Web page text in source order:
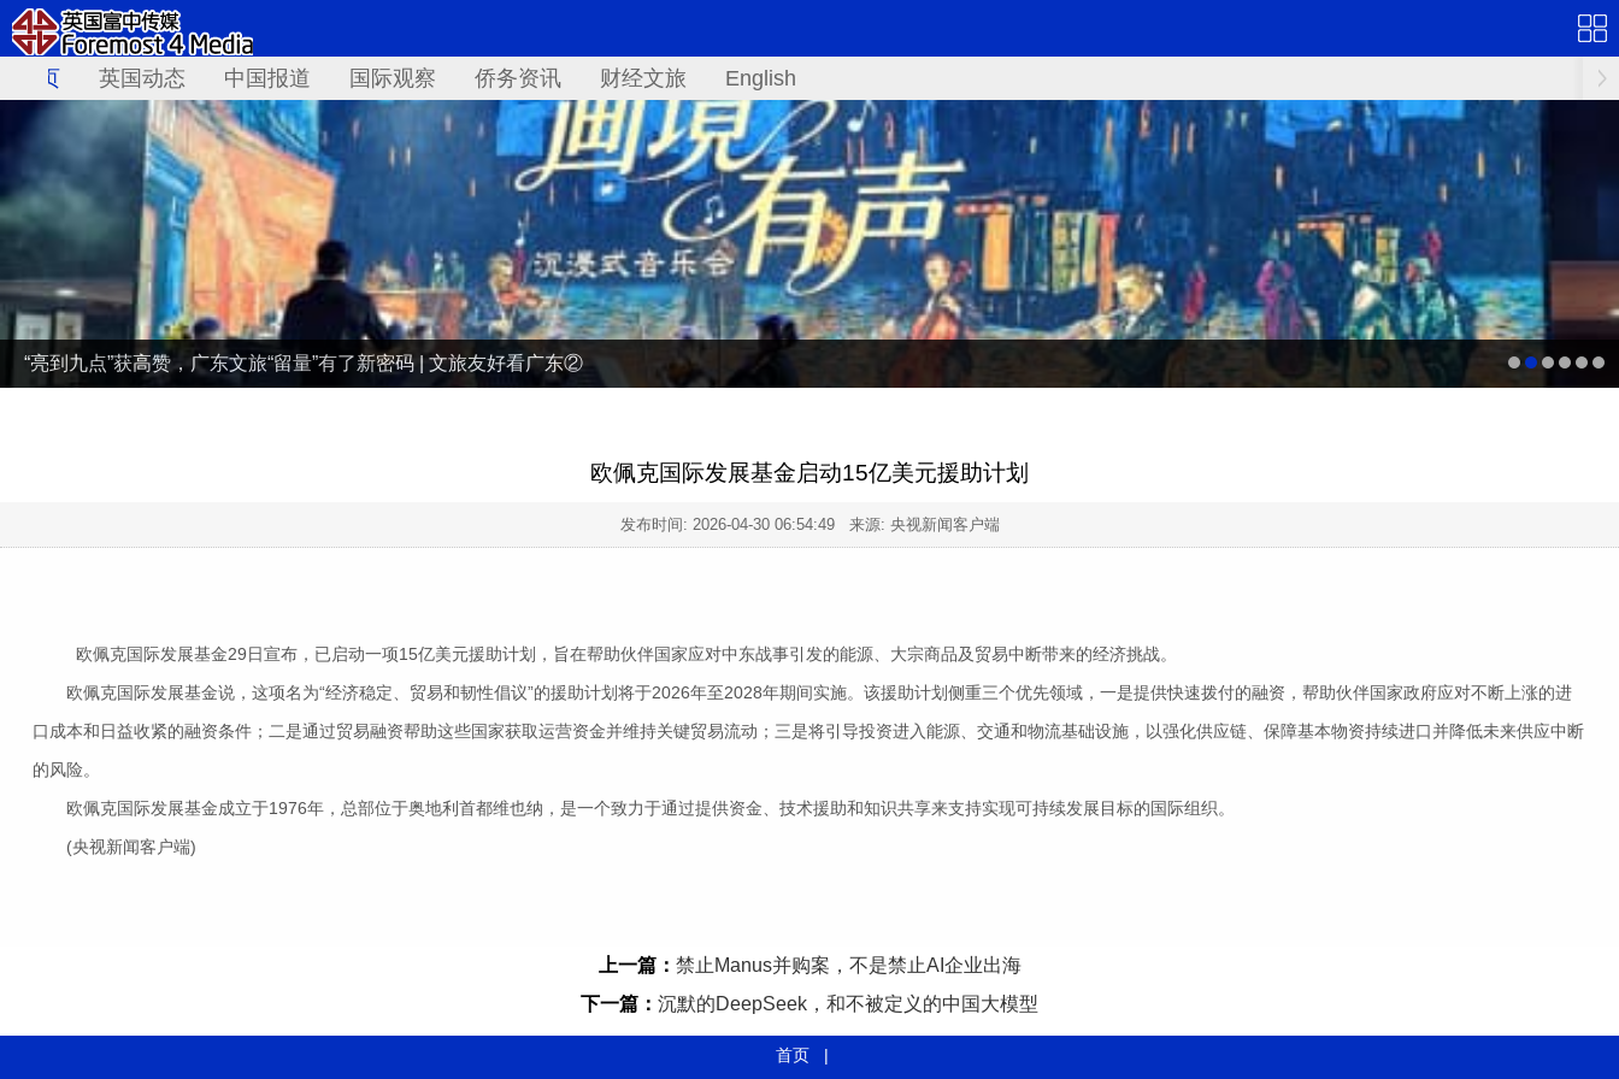
首页 英国动态 中国报道 国际观察 侨务资讯 财经文旅 English
“亮到九点”获高赞，广东文旅“留量”有了新密码 | 文旅友好看广东②
欧佩克国际发展基金启动15亿美元援助计划
发布时间: 2026-04-30 06:54:49来源: 央视新闻客户端
欧佩克国际发展基金29日宣布，已启动一项15亿美元援助计划，旨在帮助伙伴国家应对中东战事引发的能源、大宗商品及贸易中断带来的经济挑战。
欧佩克国际发展基金说，这项名为“经济稳定、贸易和韧性倡议”的援助计划将于2026年至2028年期间实施。该援助计划侧重三个优先领域，一是提供快速拨付的融资，帮助伙伴国家政府应对不断上涨的进
口成本和日益收紧的融资条件；二是通过贸易融资帮助这些国家获取运营资金并维持关键贸易流动；三是将引导投资进入能源、交通和物流基础设施，以强化供应链、保障基本物资持续进口并降低未来供应中断
的风险。
欧佩克国际发展基金成立于1976年，总部位于奥地利首都维也纳，是一个致力于通过提供资金、技术援助和知识共享来支持实现可持续发展目标的国际组织。
(央视新闻客户端)
上一篇： 禁止Manus并购案，不是禁止AI企业出海
下一篇： 沉默的DeepSeek，和不被定义的中国大模型
首页 |